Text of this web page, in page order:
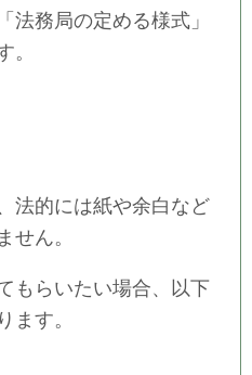
法務局の定める様式」
。
法的には紙や余白など
せん。
もらいたい場合、以下
ます。